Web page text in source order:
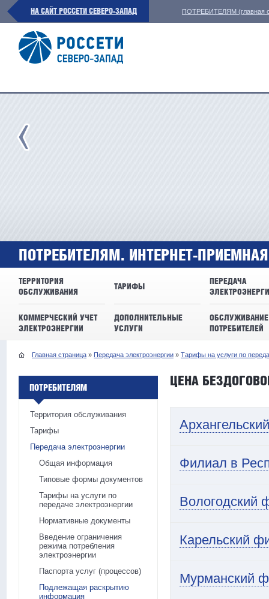
НА САЙТ РОССЕТИ СЕВЕРО-ЗАПАД ПОТРЕБИТЕЛЯМ (главная
ПОТРЕБИТЕЛЯМ. ИНТЕРНЕТ-
ТЕРРИТОРИЯ
ОБСЛУЖИВАНИЯ
ТАРИФЫ
ПЕРЕДАЧА
КОММЕРЧЕСКИЙ УЧЕТ
ЭЛЕКТРОЭНЕРГИИ
ДОПОЛНИТЕЛЬНЫЕ
УСЛУГИ
ОБСЛУЖИВАНИЕ
ПОТРЕБИТЕЛЕЙ
Главная страница » Передача электроэнергии » Тарифы на услуги по
ПОТРЕБИТЕЛЯМ
Территория обслуживания
Тарифы
Передача электроэнергии
Общая информация
Типовые формы документов
Тарифы на услуги по
передаче электроэнергии
Нормативные документы
Введение ограничения
режима потребления
электроэнергии
Паспорта услуг (процессов)
Подлежащая раскрытию
информация
ЦЕНА
Филиал в
Вологодский
Карельский
Мурманский